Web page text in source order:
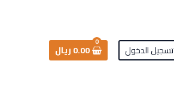
تسجيل الدخول
0
0.00 ريال